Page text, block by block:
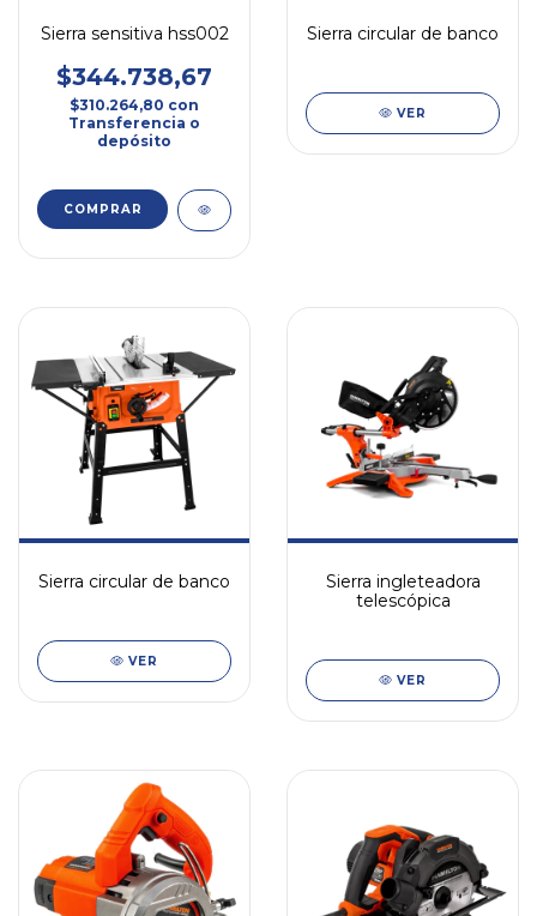
Sierra sensitiva hss002
$344.738,67
$310.264,80 con
Transferencia o
depósito
Sierra circular de banco
VER
Sierra circular de banco
VER
Sierra ingleteadora
telescópica
VER